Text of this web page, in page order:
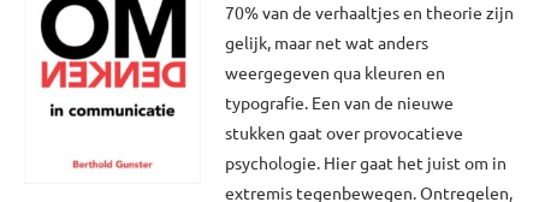
70% van de verhaaltjes en theorie zijn
gelijk, maar net wat anders
weergegeven qua kleuren en
typografie. Een van de nieuwe
stukken gaat over provocatieve
psychologie. Hier gaat het juist om in
extremis tegenbewegen. Ontregelen,